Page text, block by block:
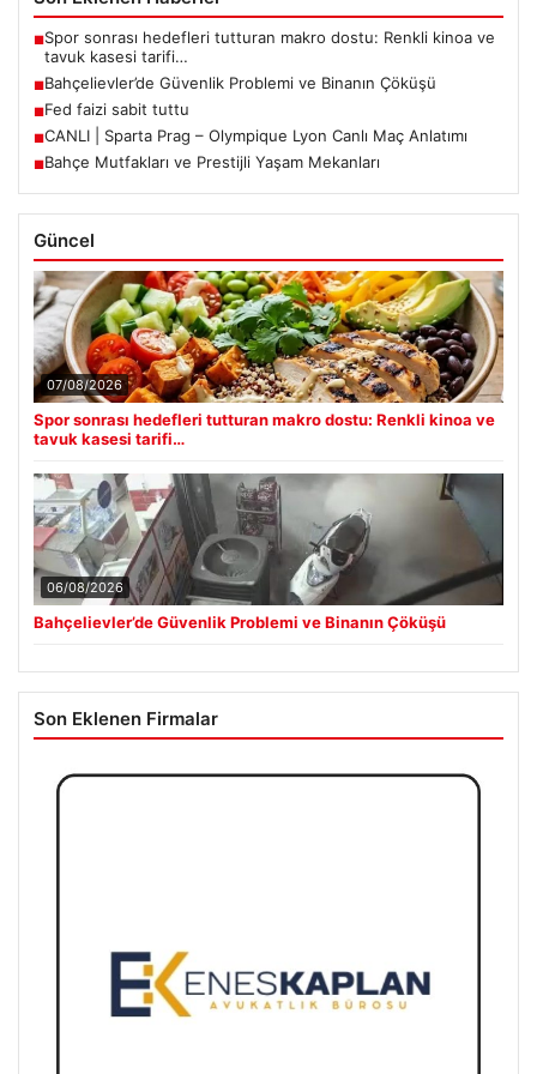
■Spor sonrası hedefleri tutturan makro dostu: Renkli kinoa ve
tavuk kasesi tarifi…
■Bahçelievler’de Güvenlik Problemi ve Binanın Çöküşü
■Fed faizi sabit tuttu
■CANLI | Sparta Prag – Olympique Lyon Canlı Maç Anlatımı
■Bahçe Mutfakları ve Prestijli Yaşam Mekanları
Güncel
07/08/2026
Spor sonrası hedefleri tutturan makro dostu: Renkli kinoa ve
tavuk kasesi tarifi…
06/08/2026
Bahçelievler’de Güvenlik Problemi ve Binanın Çöküşü
Son Eklenen Firmalar